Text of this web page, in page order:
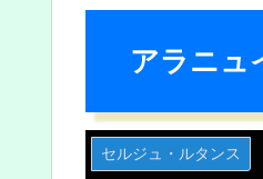
アラニュ
セルジュ・ルタンス